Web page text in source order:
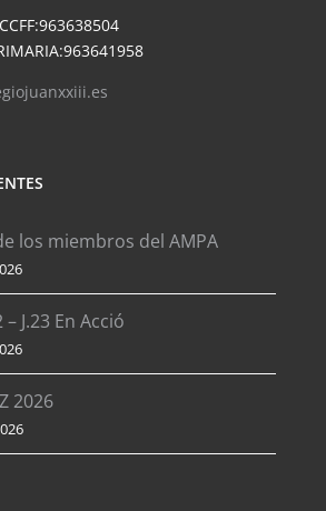
los miembros del AMPA
– J.23 En Acció
2026